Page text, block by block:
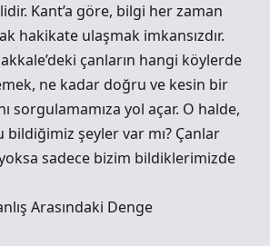
Kant’a göre, bilgi her zaman
hakikate ulaşmak imkansızdır.
çanların hangi köylerde
ne kadar doğru ve kesin bir
sorgulamamıza yol açar. O halde,
şeyler var mı? Çanlar
sadece bizim bildiklerimizde
Arasındaki Denge